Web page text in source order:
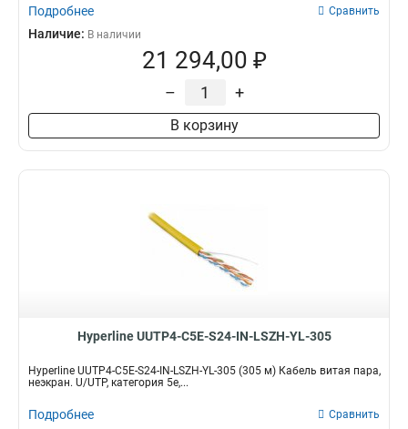
Подробнее Сравнить
Наличие: В наличии
21 294,00 ₽
– +
В корзину
Hyperline UUTP4-C5E-S24-IN-LSZH-YL-305
Hyperline UUTP4-C5E-S24-IN-LSZH-YL-305 (305 м) Кабель витая пара,
неэкран. U/UTP, категория 5e,...
Подробнее Сравнить